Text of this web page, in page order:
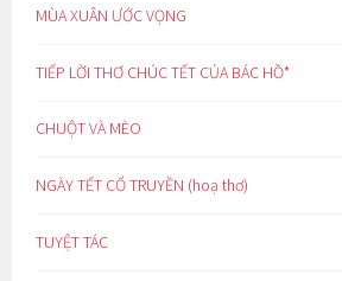
MÙA XUÂN ƯỚC VỌNG
TIẾP LỜI THƠ CHÚC TẾT CỦA BÁC HỒ*
CHUỘT VÀ MÈO
NGÀY TẾT CỔ TRUYỀN (hoạ thơ)
TUYỆT TÁC